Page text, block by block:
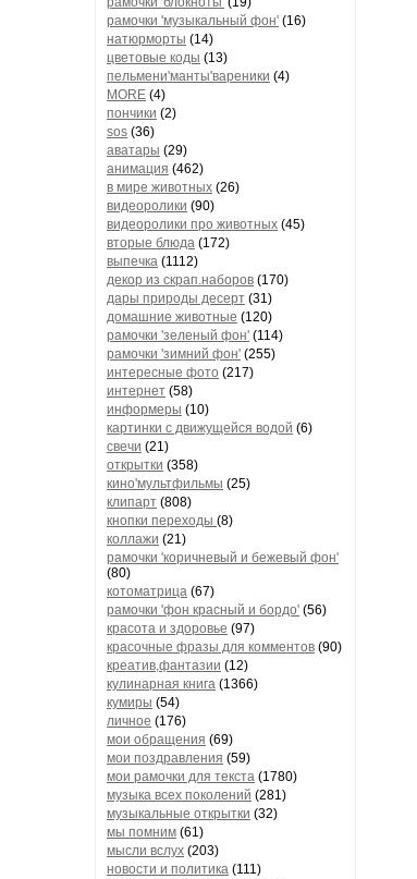
рамочки 'музыкальный фон' (16)
натюрморты (14)
цветовые коды (13)
пельмени'манты'вареники (4)
MORE (4)
пончики (2)
sos (36)
аватары (29)
анимация (462)
в мире животных (26)
видеоролики (90)
видеоролики про животных (45)
вторые блюда (172)
выпечка (1112)
декор из скрап.наборов (170)
дары природы десерт (31)
домашние животные (120)
рамочки 'зеленый фон' (114)
рамочки 'зимний фон' (255)
интересные фото (217)
интернет (58)
информеры (10)
картинки с движущейся водой (6)
свечи (21)
открытки (358)
кино'мультфильмы (25)
клипарт (808)
кнопки переходы (8)
коллажи (21)
рамочки 'коричневый и бежевый фон'
(80)
котоматрица (67)
рамочки 'фон красный и бордо' (56)
красота и здоровье (97)
красочные фразы для комментов (90)
креатив,фантазии (12)
кулинарная книга (1366)
кумиры (54)
личное (176)
мои обращения (69)
мои поздравления (59)
мои рамочки для текста (1780)
музыка всех поколений (281)
музыкальные открытки (32)
мы помним (61)
мысли вслух (203)
новости и политика (111)